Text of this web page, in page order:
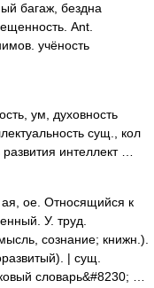
багаж, бездна
Ant.
учёность
ум, духовность
сущ., кол
интеллект …
ое. Относящийся к
У. труд.
сознание; книжн.).
| сущ.
словарь&#8230; …